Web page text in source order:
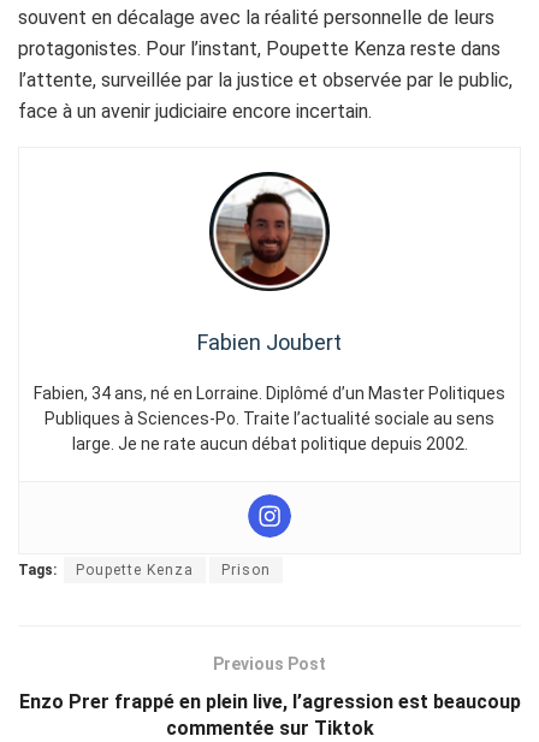
souvent en décalage avec la réalité personnelle de leurs
protagonistes. Pour l’instant, Poupette Kenza reste dans
l’attente, surveillée par la justice et observée par le public,
face à un avenir judiciaire encore incertain.
Fabien Joubert
Fabien, 34 ans, né en Lorraine. Diplômé d’un Master Politiques
Publiques à Sciences-Po. Traite l’actualité sociale au sens
large. Je ne rate aucun débat politique depuis 2002.
Tags: Poupette Kenza Prison
Previous Post
Enzo Prer frappé en plein live, l’agression est beaucoup
commentée sur Tiktok